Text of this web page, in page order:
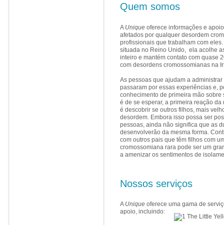
Quem somos
A Uniqueoferece informações e
afetados por qualquer desordem
profissionais que trabalham com
situada no Reino Unido, ela acolhe
inteiro e mantém contato com quase
com desordens cromossomianas na
As pessoas que ajudam a administrar
passaram por essas experiências e,
conhecimento de primeira mão sobre
é de se esperar, a primeira reação da
é descobrir se outros filhos, mais
desordem. Embora isso possa ser
pessoas, ainda não significa que as
desenvolverão da mesma forma.
com outros pais que têm filhos com
cromossomiana rara pode ser um
a amenizar os sentimentos de
Nossos serviços
A Uniqueoferece uma gama de
apoio, incluindo: